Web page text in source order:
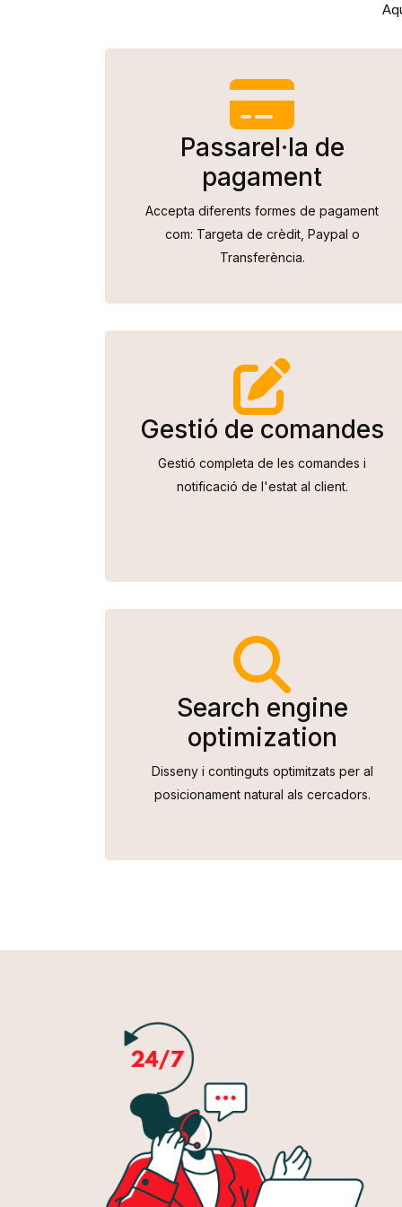
Passarel·la de
pagament
Accepta diferents formes de pagament
com: Targeta de crèdit, Paypal o
Transferència.
Gestió de comandes
Gestió completa de les comandes i
notificació de l'estat al client.
Search engine
optimization
Disseny i continguts optimitzats per al
posicionament natural als cercadors.